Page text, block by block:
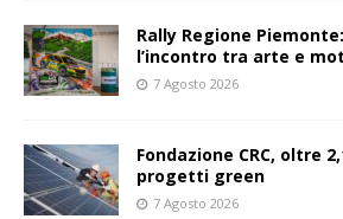
Rally Regione
l’incontro tra arte e
7 Agosto 2026
Fondazione CRC, oltre
progetti green
7 Agosto 2026